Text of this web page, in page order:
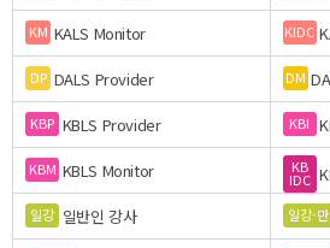
KM KALS Monitor KIDC
DP DALS Provider DM
KBP KBLS Provider KBI
KBM KBLS Monitor KB
IDC
일강 일반인 강사 일강-만